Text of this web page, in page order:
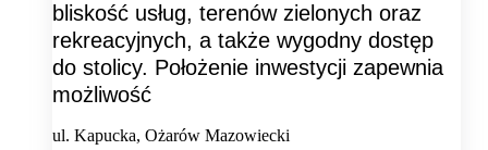
bliskość usług, terenów zielonych oraz
rekreacyjnych, a także wygodny dostęp
do stolicy. Położenie inwestycji zapewnia
możliwość
ul. Kapucka, Ożarów Mazowiecki